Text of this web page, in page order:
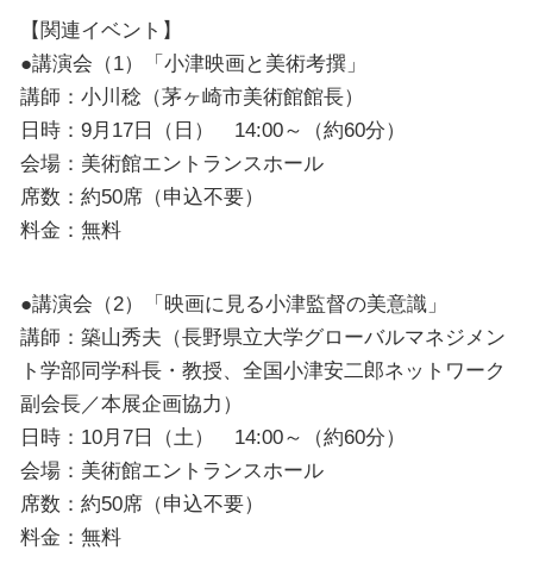
【関連イベント】
●講演会（1）「小津映画と美術考撰」
講師：小川稔（茅ヶ崎市美術館館長）
日時：9月17日（日） 14:00～（約60分）
会場：美術館エントランスホール
席数：約50席（申込不要）
料金：無料
●講演会（2）「映画に見る小津監督の美意識」
講師：築山秀夫（長野県立大学グローバルマネジメン
ト学部同学科長・教授、全国小津安二郎ネットワーク
副会長／本展企画協力）
日時：10月7日（土） 14:00～（約60分）
会場：美術館エントランスホール
席数：約50席（申込不要）
料金：無料